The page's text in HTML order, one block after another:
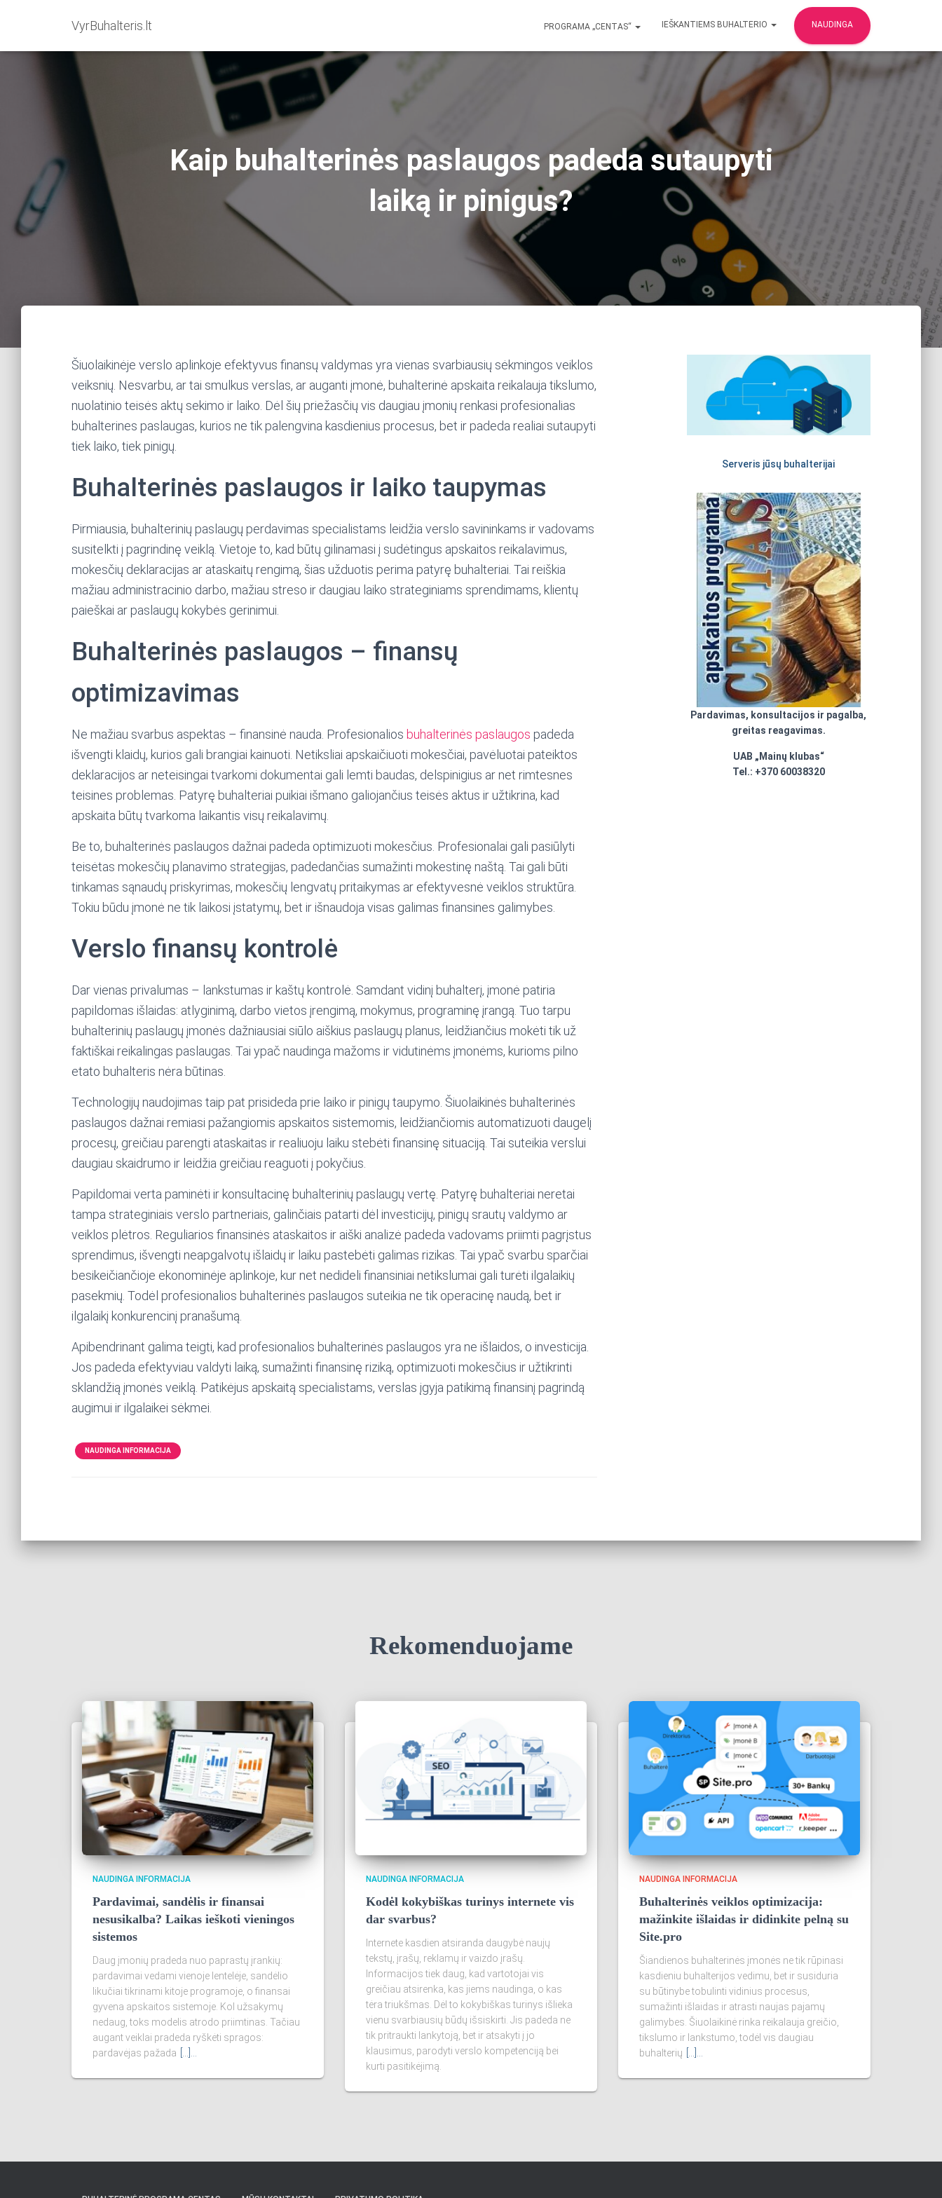
VyrBuhalteris.lt PROGRAMA „CENTAS“ IEŠKANTIEMS BUHALTERIO NAUDINGA
Kaip buhalterinės paslaugos padeda sutaupyti
laiką ir pinigus?
Šiuolaikinėje verslo aplinkoje efektyvus finansų valdymas yra vienas svarbiausių sėkmingos veiklos
veiksnių. Nesvarbu, ar tai smulkus verslas, ar auganti įmonė, buhalterinė apskaita reikalauja tikslumo,
nuolatinio teisės aktų sekimo ir laiko. Dėl šių priežasčių vis daugiau įmonių renkasi profesionalias
buhalterines paslaugas, kurios ne tik palengvina kasdienius procesus, bet ir padeda realiai sutaupyti
tiek laiko, tiek pinigų.
Buhalterinės paslaugos ir laiko taupymas
Pirmiausia, buhalterinių paslaugų perdavimas specialistams leidžia verslo savininkams ir vadovams
susitelkti į pagrindinę veiklą. Vietoje to, kad būtų gilinamasi į sudėtingus apskaitos reikalavimus,
mokesčių deklaracijas ar ataskaitų rengimą, šias užduotis perima patyrę buhalteriai. Tai reiškia
mažiau administracinio darbo, mažiau streso ir daugiau laiko strateginiams sprendimams, klientų
paieškai ar paslaugų kokybės gerinimui.
Buhalterinės paslaugos – finansų
optimizavimas
Ne mažiau svarbus aspektas – finansinė nauda. Profesionalios buhalterinės paslaugos padeda
išvengti klaidų, kurios gali brangiai kainuoti. Netiksliai apskaičiuoti mokesčiai, pavėluotai pateiktos
deklaracijos ar neteisingai tvarkomi dokumentai gali lemti baudas, delspinigius ar net rimtesnes
teisines problemas. Patyrę buhalteriai puikiai išmano galiojančius teisės aktus ir užtikrina, kad
apskaita būtų tvarkoma laikantis visų reikalavimų.
Be to, buhalterinės paslaugos dažnai padeda optimizuoti mokesčius. Profesionalai gali pasiūlyti
teisėtas mokesčių planavimo strategijas, padedančias sumažinti mokestinę naštą. Tai gali būti
tinkamas sąnaudų priskyrimas, mokesčių lengvatų pritaikymas ar efektyvesnė veiklos struktūra.
Tokiu būdu įmonė ne tik laikosi įstatymų, bet ir išnaudoja visas galimas finansines galimybes.
Verslo finansų kontrolė
Dar vienas privalumas – lankstumas ir kaštų kontrolė. Samdant vidinį buhalterį, įmonė patiria
papildomas išlaidas: atlyginimą, darbo vietos įrengimą, mokymus, programinę įrangą. Tuo tarpu
buhalterinių paslaugų įmonės dažniausiai siūlo aiškius paslaugų planus, leidžiančius mokėti tik už
faktiškai reikalingas paslaugas. Tai ypač naudinga mažoms ir vidutinėms įmonėms, kurioms pilno
etato buhalteris nėra būtinas.
Technologijų naudojimas taip pat prisideda prie laiko ir pinigų taupymo. Šiuolaikinės buhalterinės
paslaugos dažnai remiasi pažangiomis apskaitos sistemomis, leidžiančiomis automatizuoti daugelį
procesų, greičiau parengti ataskaitas ir realiuoju laiku stebėti finansinę situaciją. Tai suteikia verslui
daugiau skaidrumo ir leidžia greičiau reaguoti į pokyčius.
Papildomai verta paminėti ir konsultacinę buhalterinių paslaugų vertę. Patyrę buhalteriai neretai
tampa strateginiais verslo partneriais, galinčiais patarti dėl investicijų, pinigų srautų valdymo ar
veiklos plėtros. Reguliarios finansinės ataskaitos ir aiški analizė padeda vadovams priimti pagrįstus
sprendimus, išvengti neapgalvotų išlaidų ir laiku pastebėti galimas rizikas. Tai ypač svarbu sparčiai
besikeičiančioje ekonominėje aplinkoje, kur net nedideli finansiniai netikslumai gali turėti ilgalaikių
pasekmių. Todėl profesionalios buhalterinės paslaugos suteikia ne tik operacinę naudą, bet ir
ilgalaikį konkurencinį pranašumą.
Apibendrinant galima teigti, kad profesionalios buhalterinės paslaugos yra ne išlaidos, o investicija.
Jos padeda efektyviau valdyti laiką, sumažinti finansinę riziką, optimizuoti mokesčius ir užtikrinti
sklandžią įmonės veiklą. Patikėjus apskaitą specialistams, verslas įgyja patikimą finansinį pagrindą
augimui ir ilgalaikei sėkmei.
NAUDINGA INFORMACIJA
Serveris jūsų buhalterijai
Pardavimas, konsultacijos ir pagalba,
greitas reagavimas.
UAB „Mainų klubas“
Tel.: +370 60038320
Rekomenduojame
NAUDINGA INFORMACIJA
Pardavimai, sandėlis ir finansai
nesusikalba? Laikas ieškoti vieningos
sistemos
Daug įmonių pradeda nuo paprastų įrankių:
pardavimai vedami vienoje lentelėje, sandėlio
likučiai tikrinami kitoje programoje, o finansai
gyvena apskaitos sistemoje. Kol užsakymų
nedaug, toks modelis atrodo priimtinas. Tačiau
augant veiklai pradeda ryškėti spragos:
pardavėjas pažada
NAUDINGA INFORMACIJA
Kodėl kokybiškas turinys internete vis
dar svarbus?
Internete kasdien atsiranda daugybė naujų
tekstų, įrašų, reklamų ir vaizdo įrašų.
Informacijos tiek daug, kad vartotojai vis
greičiau atsirenka, kas jiems naudinga, o kas
tėra triukšmas. Dėl to kokybiškas turinys išlieka
vienu svarbiausių būdų išsiskirti. Jis padeda ne
tik pritraukti lankytoją, bet ir atsakyti į jo
klausimus, parodyti verslo kompetenciją bei
kurti pasitikėjimą.
NAUDINGA INFORMACIJA
Buhalterinės veiklos optimizacija:
mažinkite išlaidas ir didinkite pelną su
Site.pro
Šiandienos buhalterinės įmonės ne tik rūpinasi
kasdieniu buhalterijos vedimu, bet ir susiduria
su būtinybe tobulinti vidinius procesus,
sumažinti išlaidas ir atrasti naujas pajamų
galimybes. Šiuolaikinė rinka reikalauja greičio,
tikslumo ir lankstumo, todėl vis daugiau
buhalterių